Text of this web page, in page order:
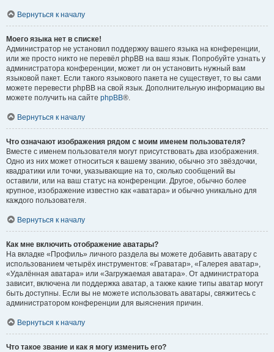
Вернуться к началу
Моего языка нет в списке!
Администратор не установил поддержку вашего языка на конференции,
или же просто никто не перевёл phpBB на ваш язык. Попробуйте узнать у
администратора конференции, может ли он установить нужный вам
языковой пакет. Если такого языкового пакета не существует, то вы сами
можете перевести phpBB на свой язык. Дополнительную информацию вы
можете получить на сайте phpBB®.
Вернуться к началу
Что означают изображения рядом с моим именем пользователя?
Вместе с именем пользователя могут присутствовать два изображения.
Одно из них может относиться к вашему званию, обычно это звёздочки,
квадратики или точки, указывающие на то, сколько сообщений вы
оставили, или на ваш статус на конференции. Другое, обычно более
крупное, изображение известно как «аватара» и обычно уникально для
каждого пользователя.
Вернуться к началу
Как мне включить отображение аватары?
На вкладке «Профиль» личного раздела вы можете добавить аватару с
использованием четырёх инструментов: «Граватар», «Галерея аватар»,
«Удалённая аватара» или «Загружаемая аватара». От администратора
зависит, включена ли поддержка аватар, а также какие типы аватар могут
быть доступны. Если вы не можете использовать аватары, свяжитесь с
администратором конференции для выяснения причин.
Вернуться к началу
Что такое звание и как я могу изменить его?